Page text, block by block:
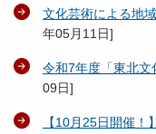
文化芸術による地
年05月11日]
令和7年度「東北文
09日]
【10月25日開催！